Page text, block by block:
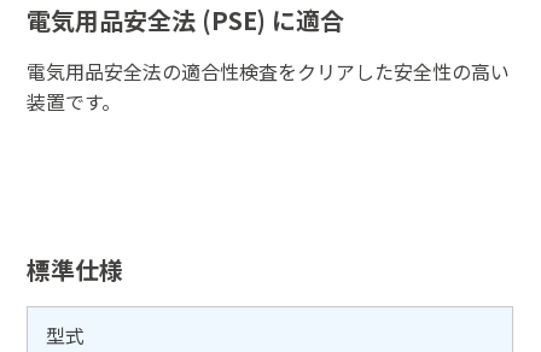
電気用品安全法 (PSE) に適合
電気用品安全法の適合性検査をクリアした安全性の高い
装置です。
標準仕様
型式